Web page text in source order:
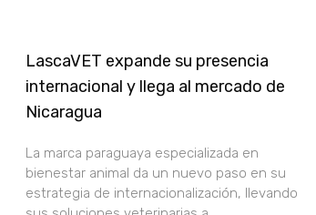
LascaVET expande su presencia
internacional y llega al mercado de
Nicaragua
La marca paraguaya especializada en
bienestar animal da un nuevo paso en su
estrategia de internacionalización, llevando